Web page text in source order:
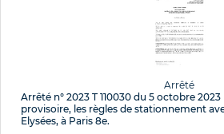
Arrêté
Arrêté n° 2023 T 110030 du 5 octobre
provisoire, les règles de stationnement
Elysées, à Paris 8e.